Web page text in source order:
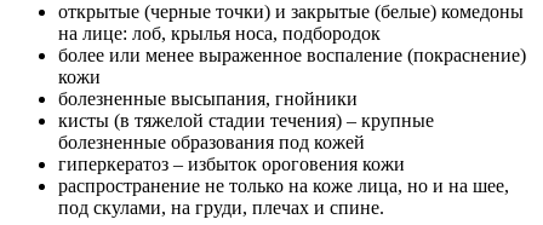
открытые (черные точки) и закрытые (белые) комедоны
на лице: лоб, крылья носа, подбородок
более или менее выраженное воспаление (покраснение)
кожи
болезненные высыпания, гнойники
кисты (в тяжелой стадии течения) – крупные
болезненные образования под кожей
гиперкератоз – избыток ороговения кожи
распространение не только на коже лица, но и на шее,
под скулами, на груди, плечах и спине.